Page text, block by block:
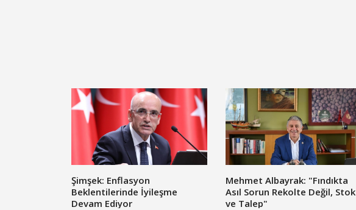
Şimşek: Enflasyon
Beklentilerinde İyileşme
Devam Ediyor
Mehmet Albayrak: "Fındıkta
Asıl Sorun Rekolte Değil, Stok
ve Talep"